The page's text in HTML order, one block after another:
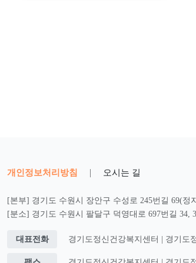
개인정보처리방침 | 오시는 길
[본부] 경기도 수원시 장안구 수성로 245번길 69(정
[분소] 경기도 수원시 팔달구 덕영대로 697번길 34,
대표전화 경기도정신건강복지센터 | 경기도